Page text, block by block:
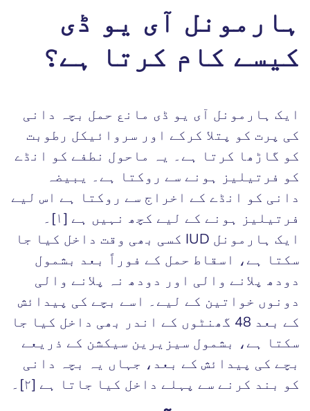
ہارمونل آی یو ڈی
کیسے کام کرتا ہے؟
ایک ہارمونل آی یو ڈی مانع حمل بچہ دانی
کی پرت کو پتلا کرکے اور سروائیکل رطوبت
کو گاڑھا کرتا ہے۔ یہ ماحول نطفے کو انڈے
کو فرتیلیز ہونے سے روکتا ہے۔ یبیضہ
دانی کو انڈے کے اخراج سے روکتا ہے اس لیے
فرتیلیز ہونے کے لیے کچھ نہیں ہے [١]۔
ایک ہارمونل IUD کسی بھی وقت داخل کیا جا
سکتا ہے، اسقاط حمل کے فوراً بعد بشمول
دودھ پلانے والی اور دودھ نہ پلانے والی
دونوں خواتین کے لیے۔ اسے بچے کی پیدائش
کے بعد 48 گھنٹوں کے اندر بھی داخل کیا جا
سکتا ہے، بشمول سیزیرین سیکشن کے ذریعے
بچے کی پیدائش کے بعد، جہاں یہ بچہ دانی
کو بند کرنے سے پہلے داخل کیا جاتا ہے [٢]۔